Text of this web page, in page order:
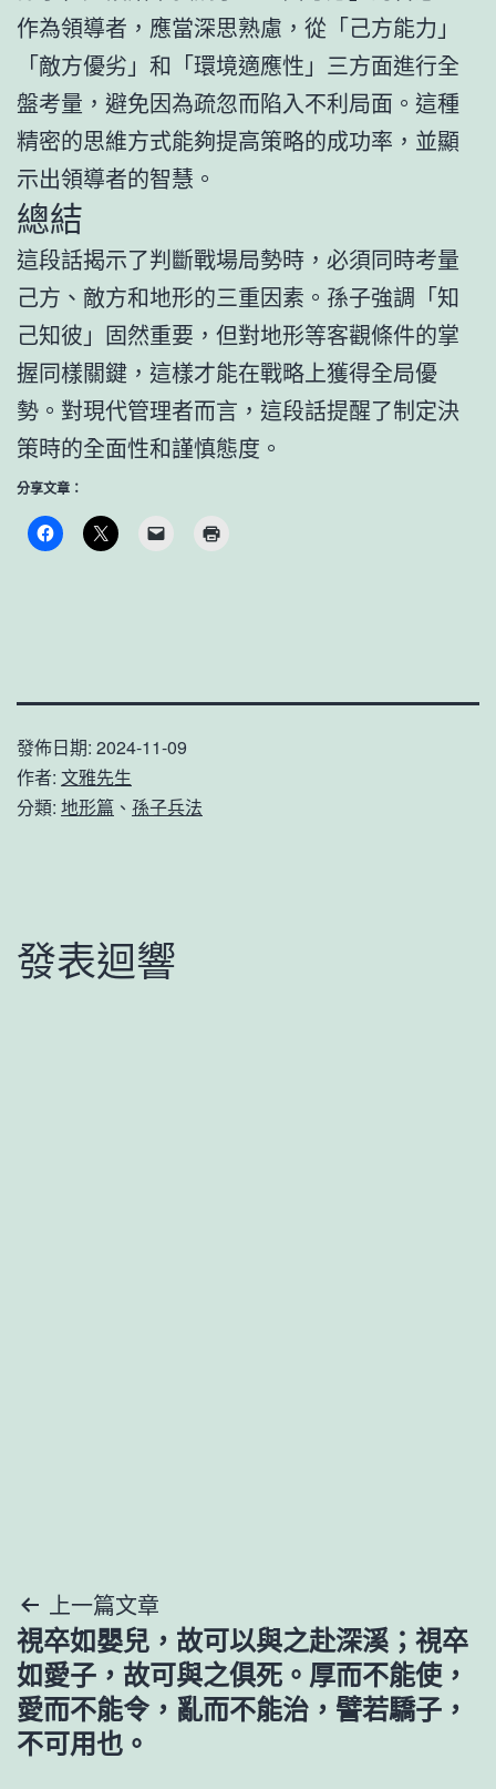
作為領導者，應當深思熟慮，從「己方能力」
「敵方優劣」和「環境適應性」三方面進行全
盤考量，避免因為疏忽而陷入不利局面。這種
精密的思維方式能夠提高策略的成功率，並顯
示出領導者的智慧。
總結
這段話揭示了判斷戰場局勢時，必須同時考量
己方、敵方和地形的三重因素。孫子強調「知
己知彼」固然重要，但對地形等客觀條件的掌
握同樣關鍵，這樣才能在戰略上獲得全局優
勢。對現代管理者而言，這段話提醒了制定決
策時的全面性和謹慎態度。
分享文章：
發佈日期: 2024-11-09
作者: 文雅先生
分類: 地形篇 、 孫子兵法
發表迴響
文
章
導
覽
上一篇文章
視卒如嬰兒，故可以與之赴深溪；視卒
如愛子，故可與之俱死。厚而不能使，
愛而不能令，亂而不能治，譬若驕子，
不可用也。